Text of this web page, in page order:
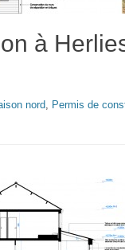
à
nord, Permis de